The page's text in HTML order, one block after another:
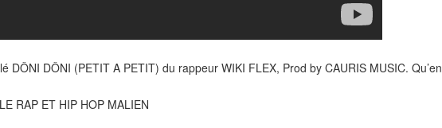
DÔNI DÔNI (PETIT A PETIT) du rappeur WIKI FLEX, Prod by CAURIS MUSIC. Qu’en
RAP ET HIP HOP MALIEN